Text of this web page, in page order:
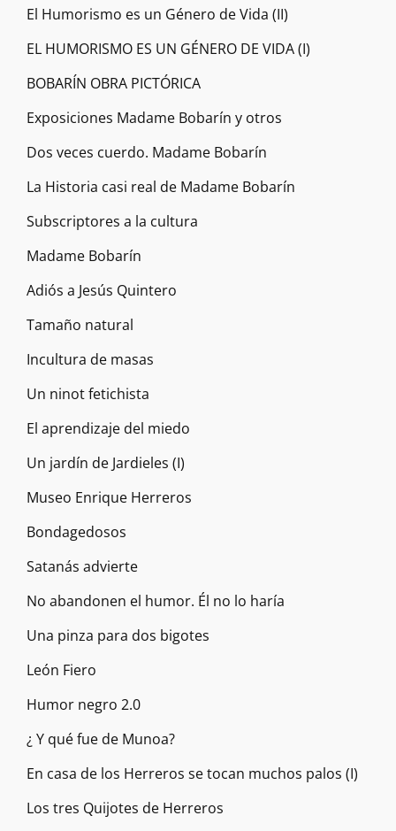
El Humorismo es un Género de Vida (II)
EL HUMORISMO ES UN GÉNERO DE VIDA (I)
BOBARÍN OBRA PICTÓRICA
Exposiciones Madame Bobarín y otros
Dos veces cuerdo. Madame Bobarín
La Historia casi real de Madame Bobarín
Subscriptores a la cultura
Madame Bobarín
Adiós a Jesús Quintero
Tamaño natural
Incultura de masas
Un ninot fetichista
El aprendizaje del miedo
Un jardín de Jardieles (I)
Museo Enrique Herreros
Bondagedosos
Satanás advierte
No abandonen el humor. Él no lo haría
Una pinza para dos bigotes
León Fiero
Humor negro 2.0
¿ Y qué fue de Munoa?
En casa de los Herreros se tocan muchos palos (I)
Los tres Quijotes de Herreros